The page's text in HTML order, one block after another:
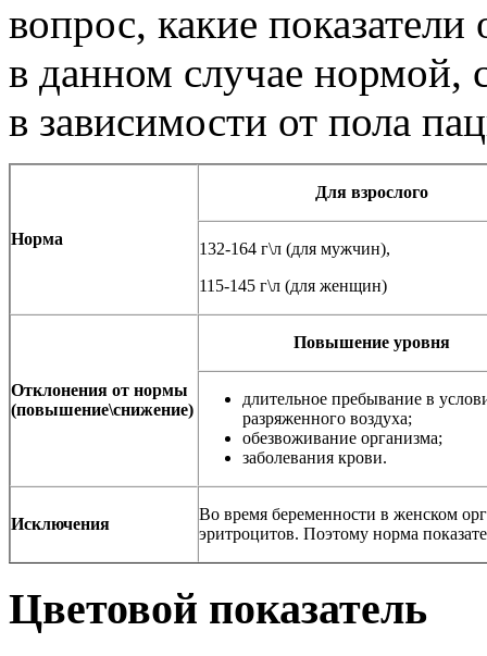
вопрос, какие
в данном случае нормой,
в зависимости от пола
Норма
Для взрослого
132-164 г\л (для мужчин),
115-145 г\л (для женщин)
Отклонения от нормы
(повышение\снижение)
Повышение уровня
длительное пребывание в
разряженного воздуха;
обезвоживание организма;
заболевания крови.
Исключения
Во время беременности в женском
эритроцитов. Поэтому норма
Цветовой показатель